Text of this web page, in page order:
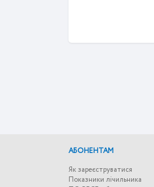
АБОНЕНТАМ
Як зареєструватися
Показники лічильника